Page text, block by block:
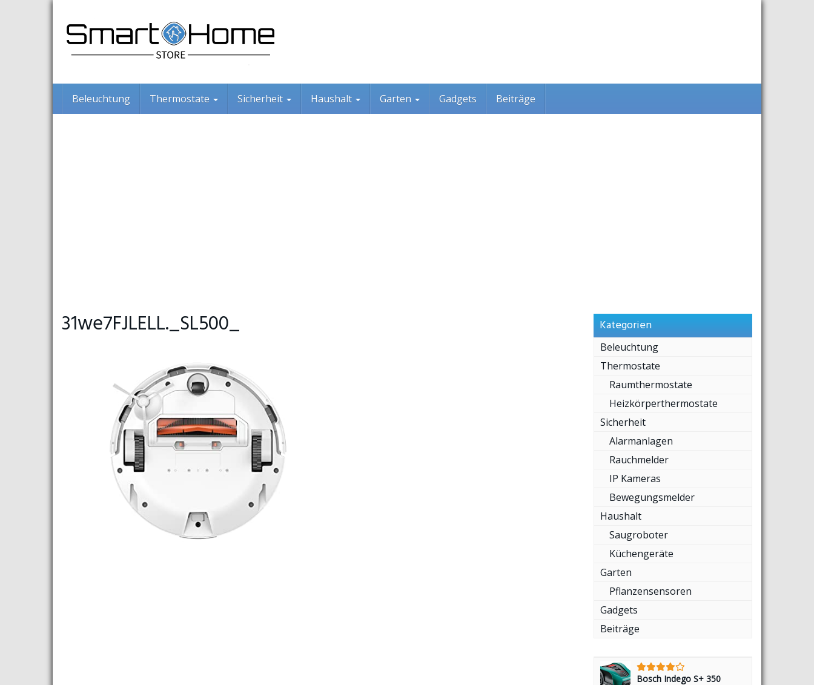
Beleuchtung Thermostate Sicherheit Haushalt Garten Gadgets Beiträge
31we7FJLELL._SL500_ Kategorien
Beleuchtung
Thermostate
Raumthermostate
Heizkörperthermostate
Sicherheit
Alarmanlagen
Rauchmelder
IP Kameras
Bewegungsmelder
Haushalt
Saugroboter
Küchengeräte
Garten
Pflanzensensoren
Gadgets
Beiträge
Bosch Indego S+ 350